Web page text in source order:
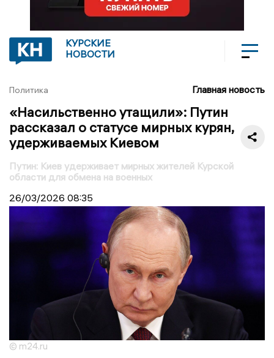
КУРСКИЕ
НОВОСТИ
Политика Главная новость
«Насильственно утащили»: Путин
рассказал о статусе мирных курян,
удерживаемых Киевом
Путин: Киев удерживает мирных жителей Курской
области для обмена на военных
26/03/2026 08:35
© m24.ru